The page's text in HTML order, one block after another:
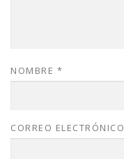
NOMBRE *
CORREO ELECTRÓNICO